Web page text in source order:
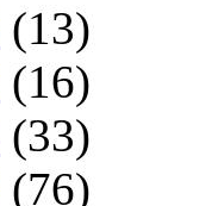
(13)
(16)
(33)
(76)